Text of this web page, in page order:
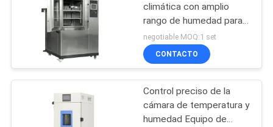
UNA
Estufa del
laboratorio
climática con amplio
rango de humedad para
ensayos de fiabilidad de
laboratorio
negotiable MOQ:1 set
CONTACTO
Control preciso de la
cámara de temperatura y
humedad Equipo de